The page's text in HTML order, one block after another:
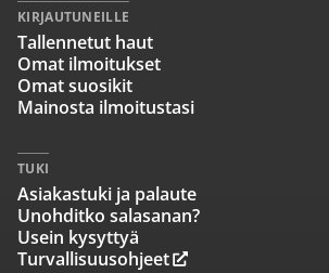
KIRJAUTUNEILLE
Tallennetut haut
Omat ilmoitukset
Omat suosikit
Mainosta ilmoitustasi
TUKI
Asiakastuki ja palaute
Unohditko salasanan?
Usein kysyttyä
Turvallisuusohjeet